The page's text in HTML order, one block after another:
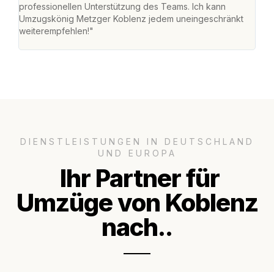
professionellen Unterstützung des Teams. Ich kann
Umzugskönig Metzger Koblenz jedem uneingeschränkt
weiterempfehlen!"
DIENSTLEISTUNGEN IN DEUTSCHLAND
UND EUROPA
Ihr Partner für
Umzüge von Koblenz
nach..